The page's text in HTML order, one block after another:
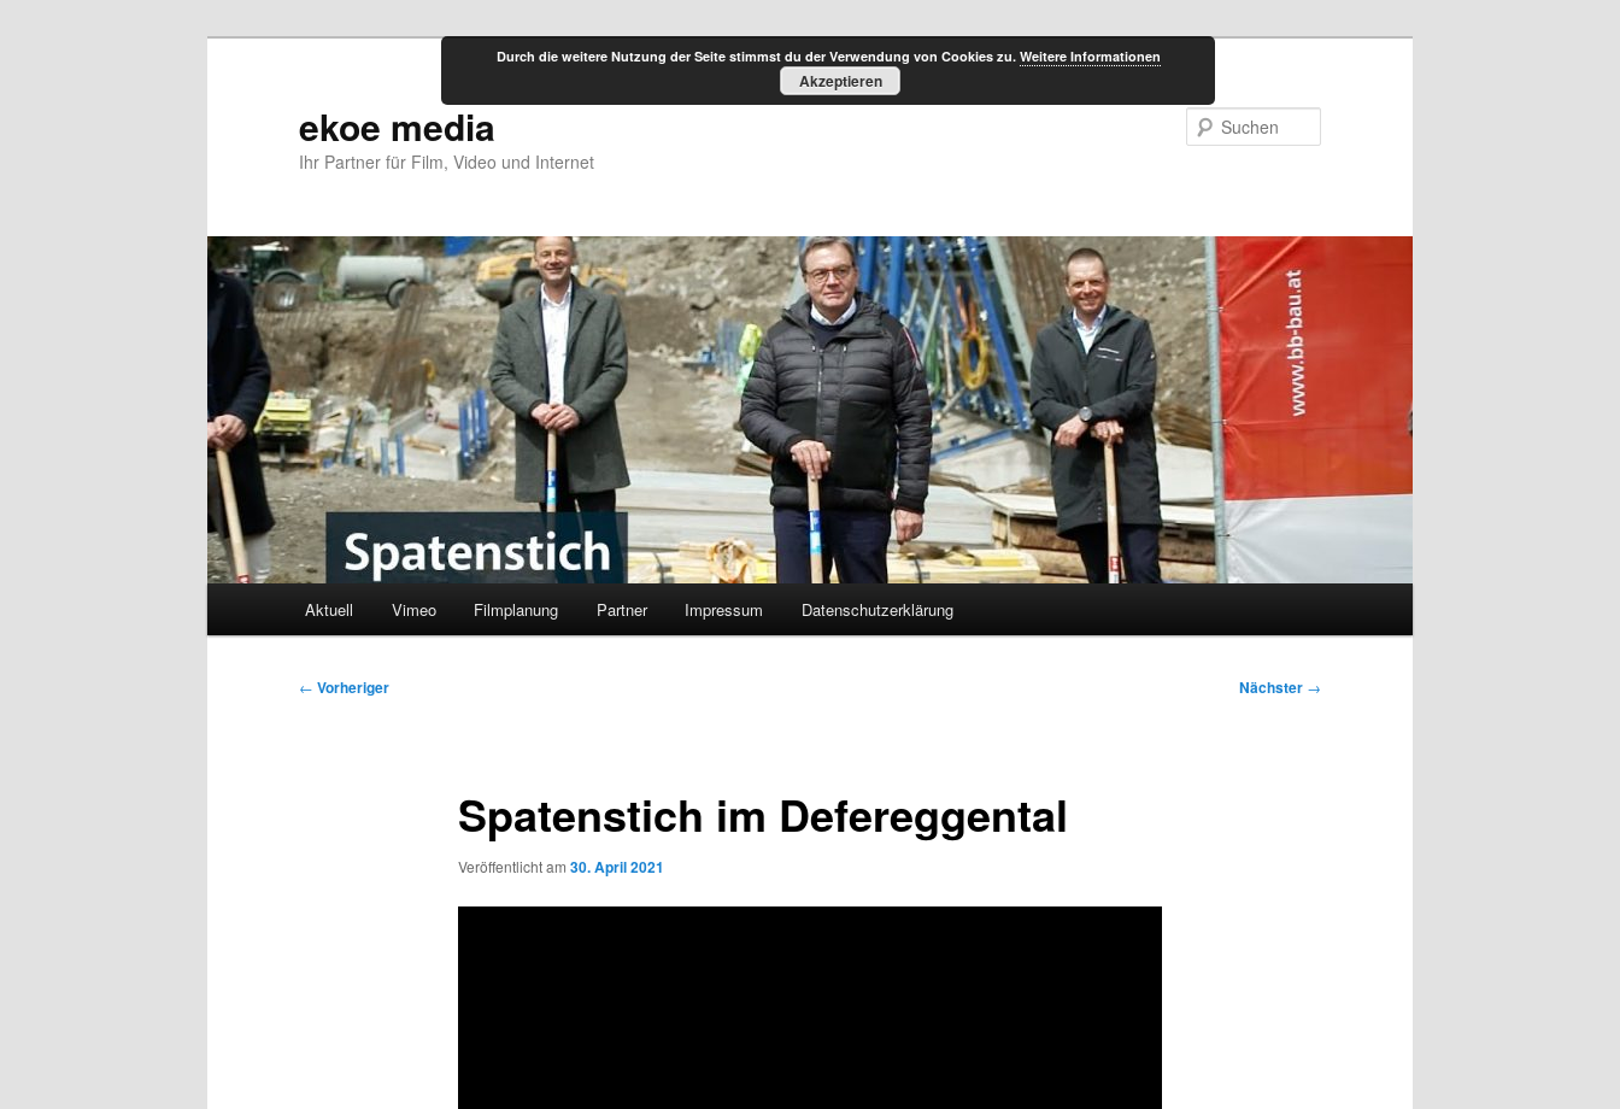
ekoe media
Ihr Partner für Film, Video und Internet
Aktuell Vimeo Filmplanung Partner Impressum Datenschutzerklärung
Beitragsnavigation
← Vorheriger Nächster →
Spatenstich im Defereggental
Veröffentlicht am 30. April 2021
Durch die weitere Nutzung der Seite stimmst du der Verwendung von Cookies zu. Weitere Informationen
Akzeptieren